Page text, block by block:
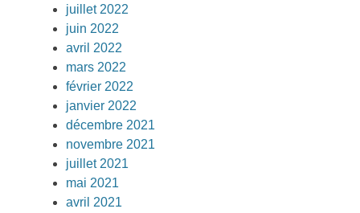
juillet 2022
juin 2022
avril 2022
mars 2022
février 2022
janvier 2022
décembre 2021
novembre 2021
juillet 2021
mai 2021
avril 2021